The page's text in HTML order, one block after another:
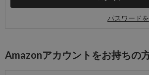
パスワード
Amazonアカウントをお持ちの